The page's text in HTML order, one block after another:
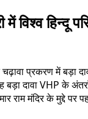
में विश्व हिन्दू
चढ़ावा प्रकरण में बड़ा
दावा VHP के
राम मंदिर के मुद्दे पर